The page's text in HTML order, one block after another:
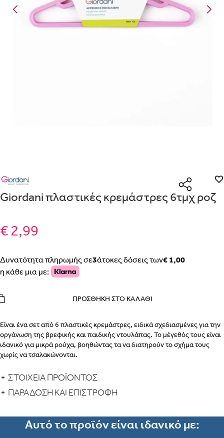
Giordani πλαστικές κρεμάστρες 6τμχ ροζ
€ 2,99
Δυνατότητα πληρωμής σε3άτοκες δόσεις των€ 1,00
η κάθε μια με:
ΠΡΟΣΘΉΚΗ ΣΤΟ ΚΑΛΆΘΙ
Είναι ένα σετ από 6 πλαστικές κρεμάστρες, ειδικά σχεδιασμένες για την
οργάνωση της βρεφικής και παιδικής ντουλάπας. Το μέγεθός τους είναι
ιδανικό για μικρά ρούχα, βοηθώντας τα να διατηρούν το σχήμα τους
χωρίς να τσαλακώνονται.
Χαρακτηριστικά
Ποσότητα: Η συσκευασία περιέχει
Χρώμα:Ροζ
ώμων των ρούχων και εγκοπές για ρούχα με τιράντες.
Ιδανικές για νεογέννητα και παιδιά προσχολικής ηλικίας.
ΣΤΟΙΧΕΙΑ ΠΡΟΪΟΝΤΟΣ
ΠΑΡΆΔΟΣΗ ΚΑΙ ΕΠΙΣΤΡΟΦΉ
Αυτό το προϊόν είναι ιδανικό με:
Με την προσφοράθα λάβεις δωρεάν το είδος με τη
χαμηλότερη τιμή αν αγοράσεις τουλάχιστον
Είναι για δώρο;
ΝΑΙ